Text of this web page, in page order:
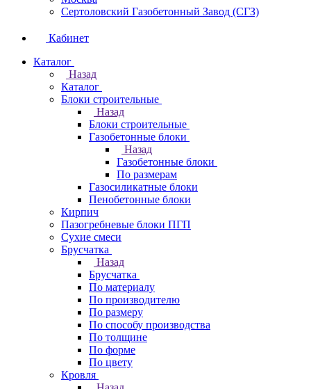
Сертоловский Газобетонный Завод (СГЗ)
Кабинет
Каталог
Назад
Каталог
Блоки строительные
Назад
Блоки строительные
Газобетонные блоки
Назад
Газобетонные блоки
По размерам
Газосиликатные блоки
Пенобетонные блоки
Кирпич
Пазогребневые блоки ПГП
Сухие смеси
Брусчатка
Назад
Брусчатка
По материалу
По производителю
По размеру
По способу производства
По толщине
По форме
По цвету
Кровля